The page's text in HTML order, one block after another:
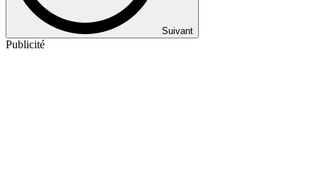
Suivant
Publicité